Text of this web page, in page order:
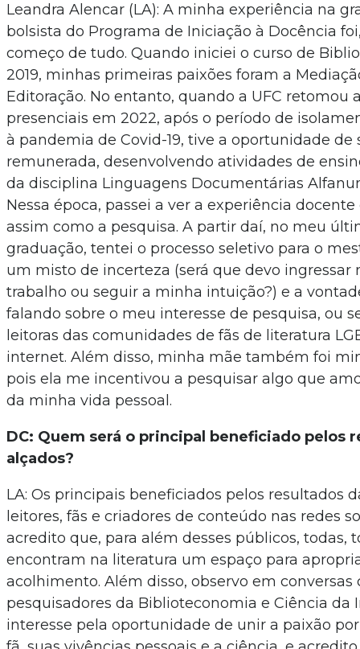
Leandra Alencar (LA): A minha experiência na
bolsista do Programa de Iniciação à Docência
começo de tudo. Quando iniciei o curso de
2019, minhas primeiras paixões foram a
Editoração. No entanto, quando a UFC retomou
presenciais em 2022, após o período de
à pandemia de Covid-19, tive a oportunidade de
remunerada, desenvolvendo atividades de
da disciplina Linguagens Documentárias
Nessa época, passei a ver a experiência
assim como a pesquisa. A partir daí, no meu
graduação, tentei o processo seletivo para o
um misto de incerteza (será que devo ingressar
trabalho ou seguir a minha intuição?) e a
falando sobre o meu interesse de pesquisa, ou
leitoras das comunidades de fãs de literatura
internet. Além disso, minha mãe também foi
pois ela me incentivou a pesquisar algo que
da minha vida pessoal.
DC: Quem será o principal beneficiado pelos
alçados?
LA: Os principais beneficiados pelos resultados
leitores, fãs e criadores de conteúdo nas redes
acredito que, para além desses públicos, todas,
encontram na literatura um espaço para
acolhimento. Além disso, observo em conversas
pesquisadores da Biblioteconomia e Ciência da
interesse pela oportunidade de unir a paixão